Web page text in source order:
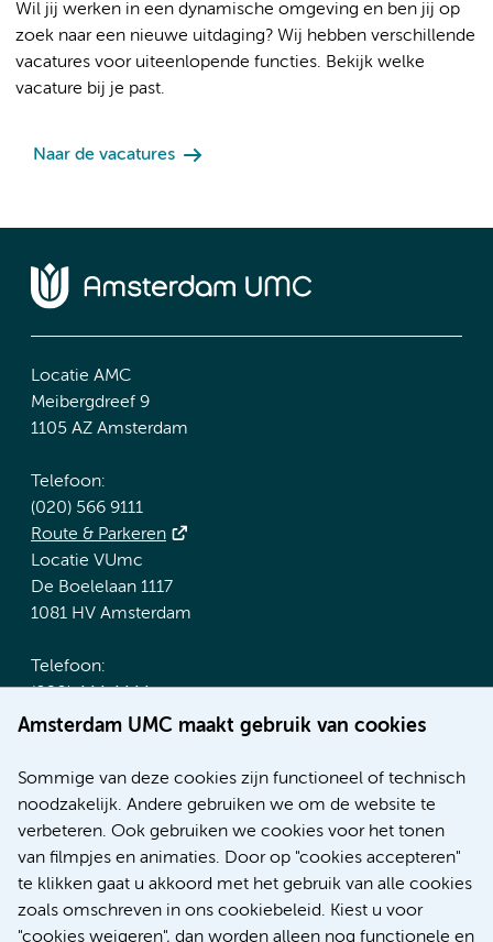
Amsterdam UMC maakt gebruik van cookies
Sommige van deze cookies zijn functioneel of technisch
noodzakelijk. Andere gebruiken we om de website te
verbeteren. Ook gebruiken we cookies voor het tonen
van filmpjes en animaties. Door op "cookies accepteren"
te klikken gaat u akkoord met het gebruik van alle cookies
zoals omschreven in ons cookiebeleid. Kiest u voor
"cookies weigeren", dan worden alleen nog functionele en
Wil jij werken in een dynamische omgeving en ben jij op
zoek naar een nieuwe uitdaging? Wij hebben verschillende
vacatures voor uiteenlopende functies. Bekijk welke
vacature bij je past.
Naar de vacatures
Locatie AMC
Meibergdreef 9
1105 AZ Amsterdam
Telefoon:
(020) 566 9111
Route & Parkeren
Locatie VUmc
De Boelelaan 1117
1081 HV Amsterdam
Telefoon:
(020) 444 4444
Route & Parkeren
Meer Amsterdam UMC websites:
Werken bij Amsterdam UMC
Over Amsterdam UMC
Nieuws
Research